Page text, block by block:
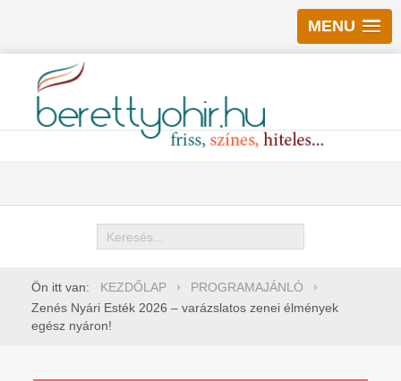
MENU
Keresés
Ön itt van: KEZDŐLAP
PROGRAMAJÁNLÓ
Zenés Nyári Esték 2026 – varázslatos zenei élmények
egész nyáron!